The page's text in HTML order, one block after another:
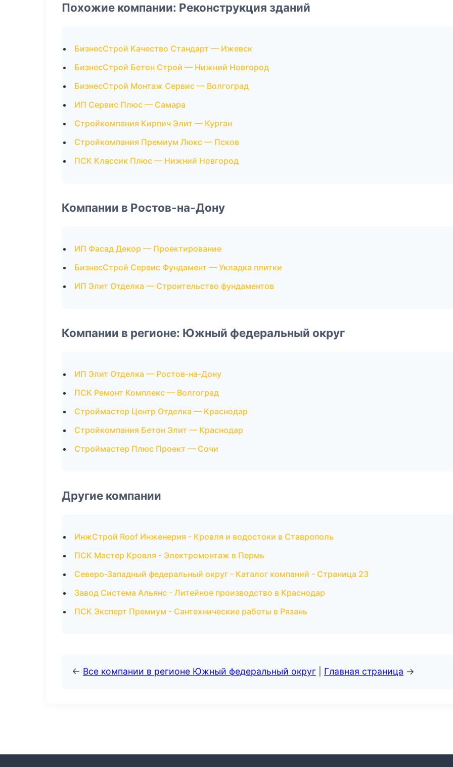
Похожие компании: Реконструкция зданий
БизнесСтрой Качество Стандарт — Ижевск
БизнесСтрой Бетон Строй — Нижний Новгород
БизнесСтрой Монтаж Сервис — Волгоград
ИП Сервис Плюс — Самара
Стройкомпания Кирпич Элит — Курган
Стройкомпания Премиум Люкс — Псков
ПСК Классик Плюс — Нижний Новгород
Компании в Ростов-на-Дону
ИП Фасад Декор — Проектирование
БизнесСтрой Сервис Фундамент — Укладка плитки
ИП Элит Отделка — Строительство фундаментов
Компании в регионе: Южный федеральный округ
ИП Элит Отделка — Ростов-на-Дону
ПСК Ремонт Комплекс — Волгоград
Строймастер Центр Отделка — Краснодар
Стройкомпания Бетон Элит — Краснодар
Строймастер Плюс Проект — Сочи
Другие компании
ИнжСтрой Roof Инженерия - Кровля и водостоки в Ставрополь
ПСК Мастер Кровля - Электромонтаж в Пермь
Северо-Западный федеральный округ - Каталог компаний - Страница 23
Завод Система Альянс - Литейное производство в Краснодар
ПСК Эксперт Премиум - Сантехнические работы в Рязань
← Все компании в регионе Южный федеральный округ Главная страница →